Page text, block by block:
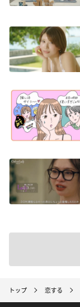
トップ 恋する